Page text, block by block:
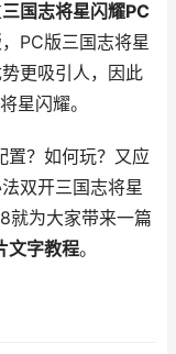
三国志将星闪耀PC
PC版三国志将星
更吸引人，因此
星闪耀。
置？如何玩？又应
双开三国志将星
就为大家带来一篇
文字教程。